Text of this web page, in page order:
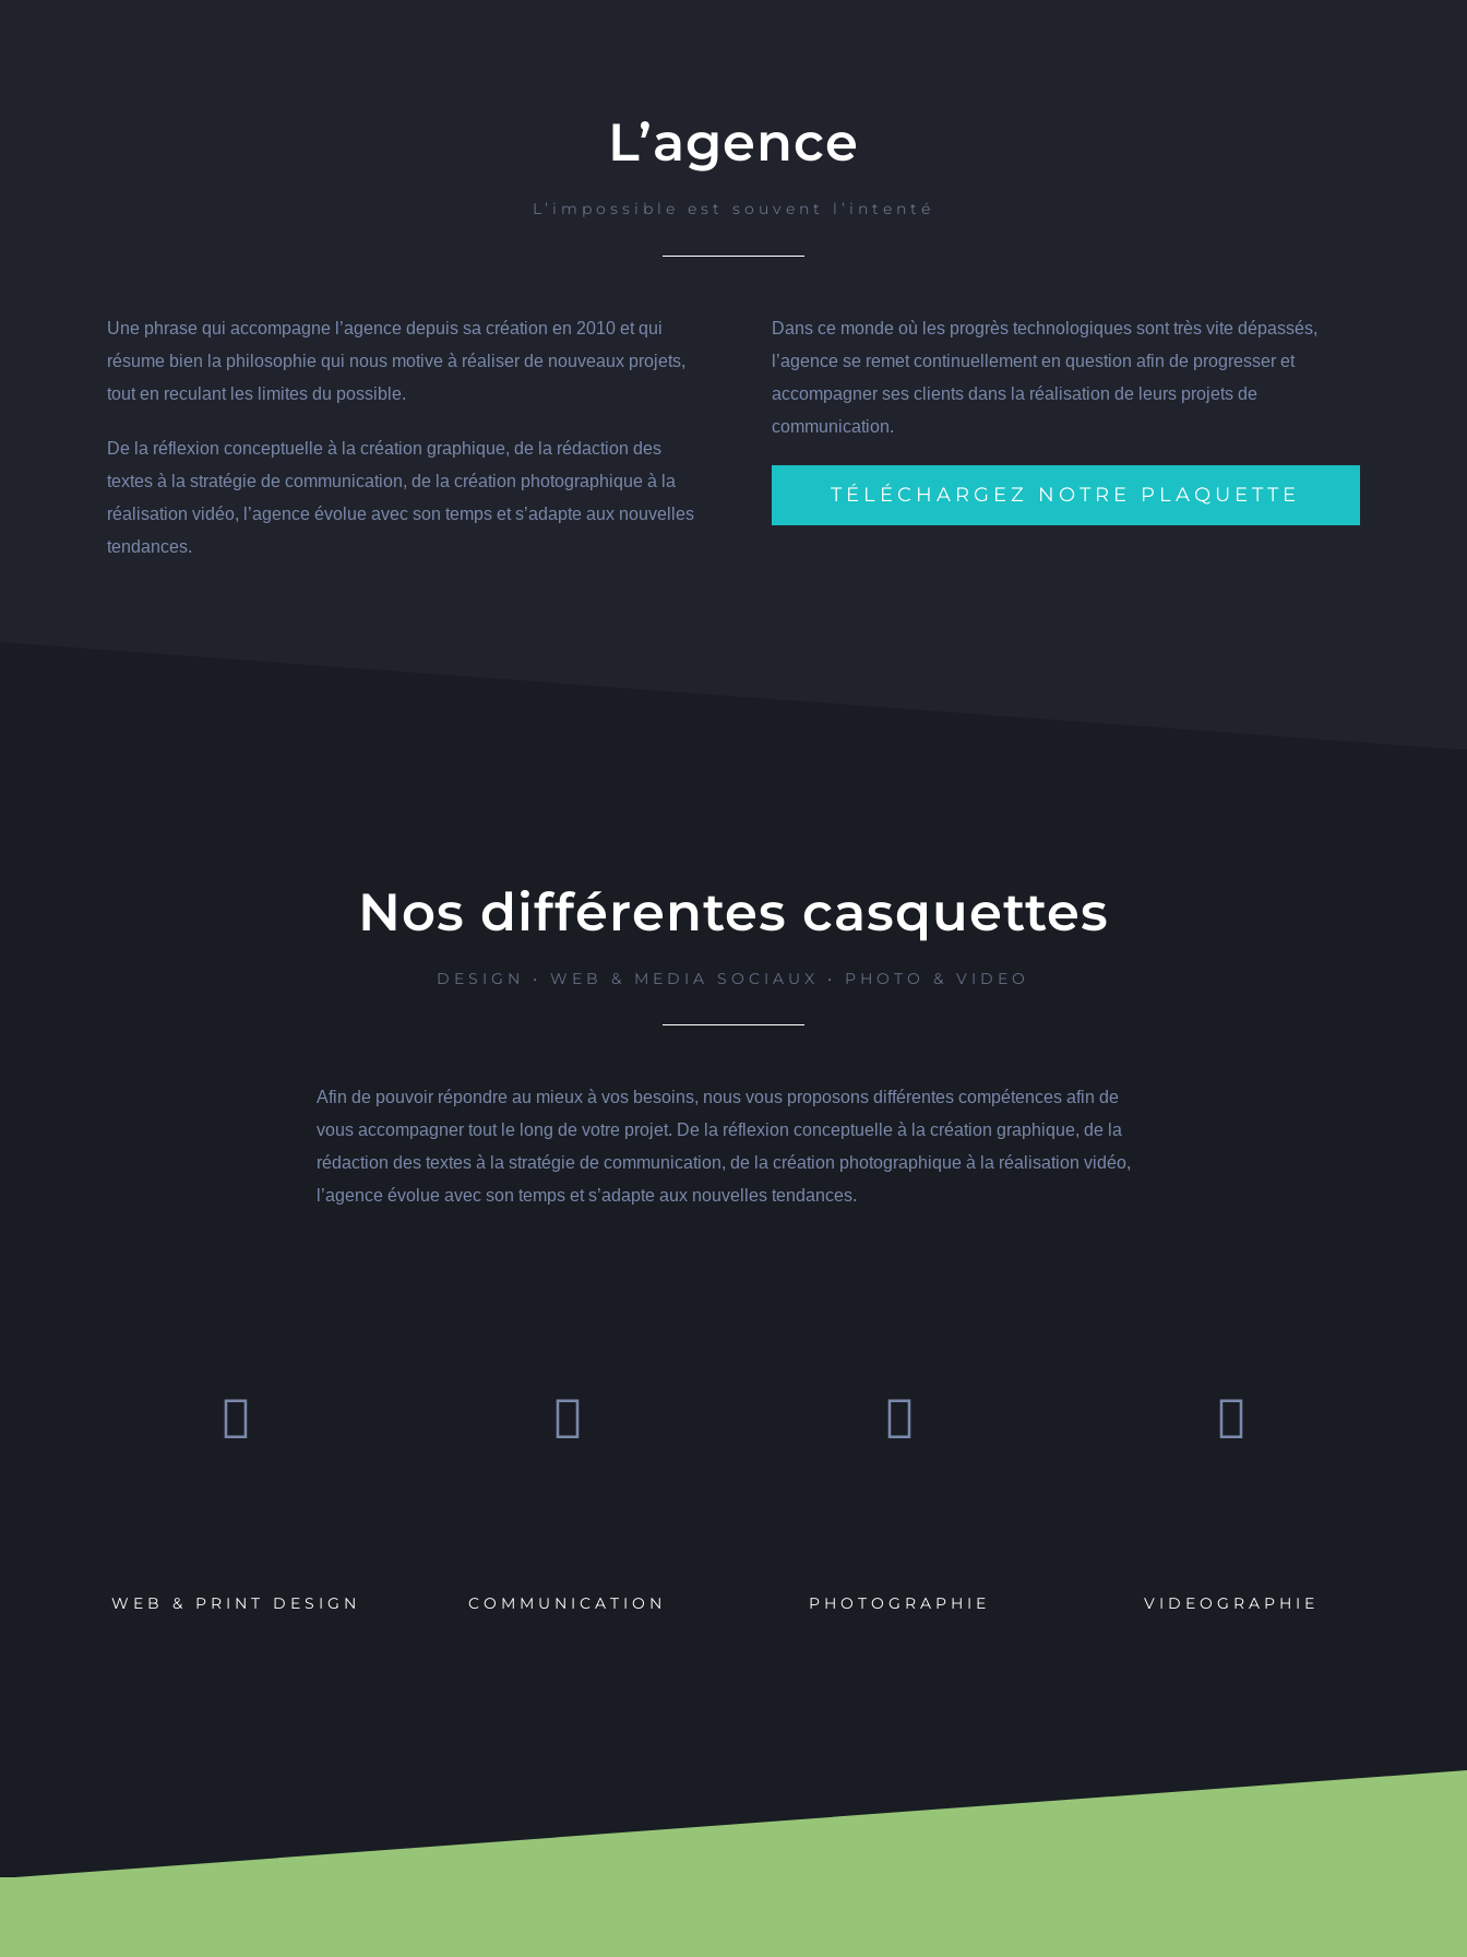
L’agence
L’impossible est souvent l’intenté
Une phrase qui accompagne l’agence depuis sa création en 2010 et qui
résume bien la philosophie qui nous motive à réaliser de nouveaux projets,
tout en reculant les limites du possible.
De la réflexion conceptuelle à la création graphique, de la rédaction des
textes à la stratégie de communication, de la création photographique à la
réalisation vidéo, l’agence évolue avec son temps et s’adapte aux nouvelles
tendances.
Dans ce monde où les progrès technologiques sont très vite dépassés,
l’agence se remet continuellement en question afin de progresser et
accompagner ses clients dans la réalisation de leurs projets de
communication.
TÉLÉCHARGEZ NOTRE PLAQUETTE
Nos différentes casquettes
DESIGN • WEB & MEDIA SOCIAUX • PHOTO & VIDEO
Afin de pouvoir répondre au mieux à vos besoins, nous vous proposons différentes compétences afin de
vous accompagner tout le long de votre projet. De la réflexion conceptuelle à la création graphique, de la
rédaction des textes à la stratégie de communication, de la création photographique à la réalisation vidéo,
l’agence évolue avec son temps et s’adapte aux nouvelles tendances.
WEB & PRINT DESIGN COMMUNICATION PHOTOGRAPHIE VIDEOGRAPHIE